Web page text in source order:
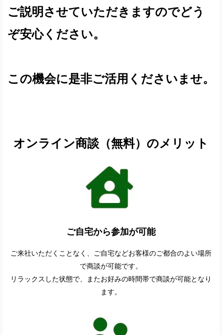
ご説明させていただきますのでどう
ぞ安心ください。
この機会に是非ご活用くださいませ。
オンライン商談（無料）のメリット
ご自宅から参加が可能
ご来社いただくことなく、ご自宅などお客様のご都合のよい場所
で商談が可能です。
リラックスした状態で、またお好みの時間帯で商談が可能となり
ます。